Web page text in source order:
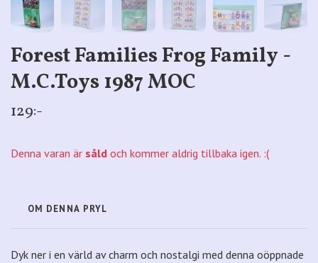
Forest Families Frog Family -
M.C.Toys 1987 MOC
129:-
Denna varan är såld och kommer aldrig tillbaka igen. :(
OM DENNA PRYL
Dyk ner i en värld av charm och nostalgi med denna oöppnade